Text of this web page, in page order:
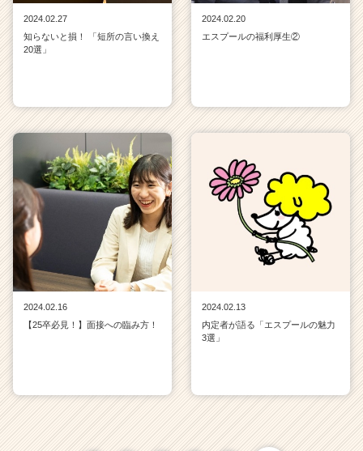
2024.02.27
知らないと損！ 「短所の言い換え
20選」
2024.02.20
エスプールの福利厚生②
2024.02.16
【25卒必見！】面接への臨み方！
2024.02.13
内定者が語る「エスプールの魅力
3選」